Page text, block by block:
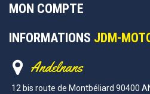
MON COMPTE
INFORMATIONS JDM-
Andelnans
12 bis route de Montbéliard 90400